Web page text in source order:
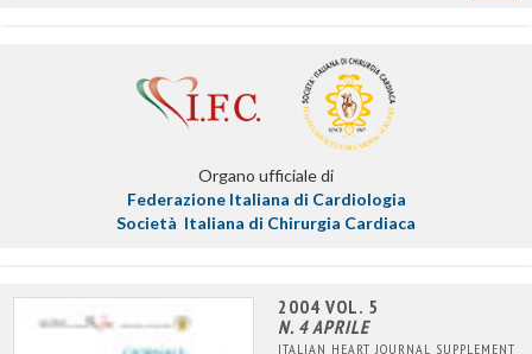
Organo ufficiale di
Federazione Italiana di Cardiologia
Società Italiana di Chirurgia Cardiaca
2004 VOL. 5
N. 4 APRILE
ITALIAN HEART JOURNAL SUPPLEMENT